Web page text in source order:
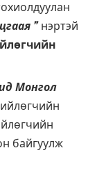
”нэртэй
Монгол
байгуулж